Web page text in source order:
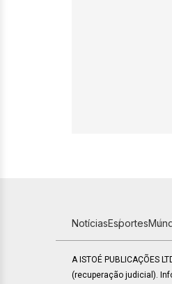
NotíciasEsportes
A ISTOÉ PUBLICAÇÕES
(recuperação judicial).